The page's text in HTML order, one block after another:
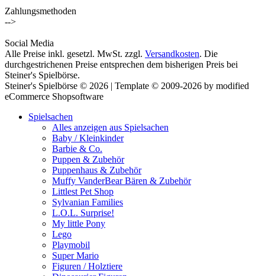
Zahlungsmethoden
-->
Social Media
Alle Preise inkl. gesetzl. MwSt. zzgl. Versandkosten. Die
durchgestrichenen Preise entsprechen dem bisherigen Preis bei
Steiner's Spielbörse.
Steiner's Spielbörse © 2026 | Template © 2009-2026 by modified
eCommerce Shopsoftware
Spielsachen
Alles anzeigen aus Spielsachen
Baby / Kleinkinder
Barbie & Co.
Puppen & Zubehör
Puppenhaus & Zubehör
Muffy VanderBear Bären & Zubehör
Littlest Pet Shop
Sylvanian Families
L.O.L. Surprise!
My little Pony
Lego
Playmobil
Super Mario
Figuren / Holztiere